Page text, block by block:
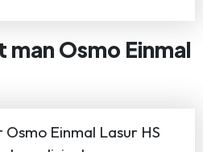
Osmo Einmal
Osmo Einmal Lasur HS